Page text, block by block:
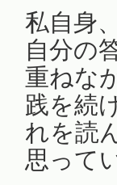
私自身
自分の
重ねな
践を続
れを読
思って